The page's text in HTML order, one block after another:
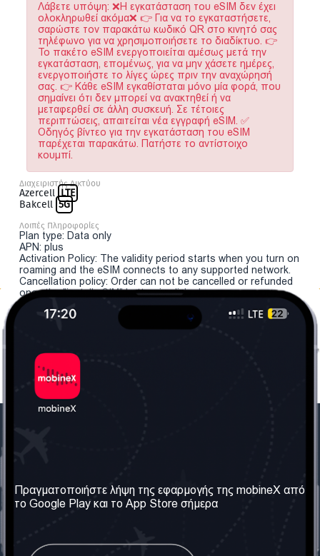
Λάβετε υπόψη: ❌Η εγκατάσταση του eSIM δεν έχει
ολοκληρωθεί ακόμα❌ 👉 Για να το εγκαταστήσετε,
σαρώστε τον παρακάτω κωδικό QR στο κινητό σας
τηλέφωνο για να χρησιμοποιήσετε το διαδίκτυο. 👉
Το πακέτο eSIM ενεργοποιείται αμέσως μετά την
εγκατάσταση, επομένως, για να μην χάσετε ημέρες,
ενεργοποιήστε το λίγες ώρες πριν την αναχώρησή
σας. 👉 Κάθε eSIM εγκαθίσταται μόνο μία φορά, που
σημαίνει ότι δεν μπορεί να ανακτηθεί ή να
μεταφερθεί σε άλλη συσκευή. Σε τέτοιες
περιπτώσεις, απαιτείται νέα εγγραφή eSIM. ✅
Οδηγός βίντεο για την εγκατάσταση του eSIM
παρέχεται παρακάτω. Πατήστε το αντίστοιχο
κουμπί.
Διαχειριστής Δικτύου
Azercell LTE
Bakcell 5G
Λοιπές Πληροφορίες
Plan type: Data only
APN: plus
Activation Policy: The validity period starts when you turn on
roaming and the eSIM connects to any supported network.
Cancellation policy: Order can not be cancelled or refunded
once the "install eSIM" button is clicked.
Σχετικά με εμάς
Οι Υπηρεσίες μας
Όροι & Προϋποθέσεις
Πολιτική Απορρήτου
Πραγματοποιήστε λήψη της εφαρμογής της mobineX από
το Google Play και το App Store σήμερα